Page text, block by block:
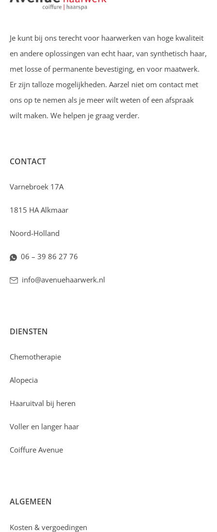
Je kunt bij ons terecht voor haarwerken van hoge kwaliteit
en andere oplossingen van echt haar, van synthetisch haar,
met losse of permanente bevestiging, en voor maatwerk.
Er zijn talloze mogelijkheden. Aarzel niet om contact met
ons op te nemen als je meer wilt weten of een afspraak
wilt maken. We helpen je graag verder.
CONTACT
Varnebroek 17A
1815 HA Alkmaar
Noord-Holland
06 – 39 86 27 76
info@avenuehaarwerk.nl
DIENSTEN
Chemotherapie
Alopecia
Haaruitval bij heren
Voller en langer haar
Coiffure Avenue
ALGEMEEN
Kosten & vergoedingen